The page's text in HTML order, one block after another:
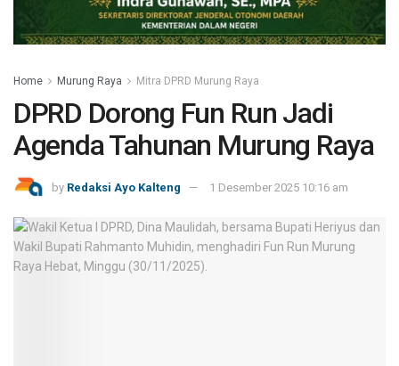
Home Murung Raya Mitra DPRD Murung Raya
DPRD Dorong Fun Run Jadi
Agenda Tahunan Murung Raya
by Redaksi Ayo Kalteng 1 Desember 2025 10:16 am